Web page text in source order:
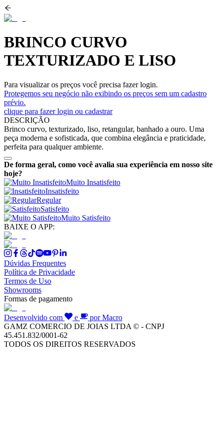
BRINCO CURVO
TEXTURIZADO E LISO
Para visualizar os preços você precisa fazer login.
Protegemos seu negócio não exibindo os preços sem um cadastro
prévio.
clique para fazer login ou cadastrar
DESCRIÇÃO
Brinco curvo, texturizado, liso, retangular, banhado a ouro. Uma
peça moderna e sofisticada, que combina elegância e praticidade,
perfeita para qualquer ambiente.
De forma geral, como você avalia sua experiência em nosso site
hoje?
Muito Insatisfeito
Insatisfeito
Regular
Satisfeito
Muito Satisfeito
BAIXE O APP:
Dúvidas Frequentes
Política de Privacidade
Termos de Uso
Showrooms
Formas de pagamento
Desenvolvido com e
por Macro
GAMZ COMERCIO DE JOIAS LTDA © - CNPJ
45.451.832/0001-62
TODOS OS DIREITOS RESERVADOS